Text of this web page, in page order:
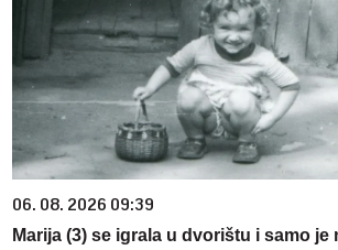
06. 08. 2026 09:39
Marija (3) se igrala u dvorištu i samo je